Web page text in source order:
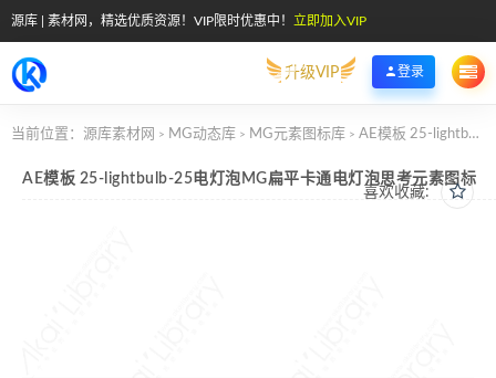
源库 | 素材网，精选优质资源！VIP限时优惠中！ 立即加入VIP
升级VIP 登录
当前位置： 源库素材网 > MG动态库 > MG元素图标库 > AE模板 25-lightbulb-25电灯泡MG扁平卡通电灯泡思考元素图标
喜欢收藏:
AE模板 25-lightbulb-25电灯泡MG扁平卡通电灯泡思考元素图标